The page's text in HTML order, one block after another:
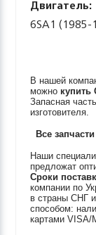
Двигатель:
6SA1 (1985-
В нашей
можно купить
Запасная
изготовителя.
Все
Наши
предложат
Сроки
компании по
в страны СНГ
способом:
картами VISA/